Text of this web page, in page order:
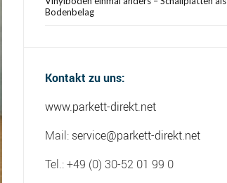
Bodenbelag
Kontakt zu uns:
www.parkett-direkt.net
Mail: service@parkett-direkt.net
Tel.: +49 (0) 30-52 01 99 0